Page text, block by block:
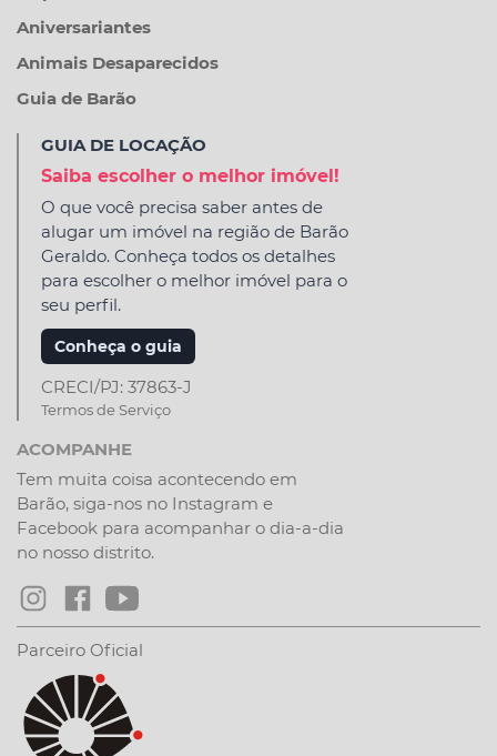
Aniversariantes
Animais Desaparecidos
Guia de Barão
GUIA DE LOCAÇÃO
Saiba escolher o melhor imóvel!
O que você precisa saber antes de
alugar um imóvel na região de Barão
Geraldo. Conheça todos os detalhes
para escolher o melhor imóvel para o
seu perfil.
Conheça o guia
CRECI/PJ: 37863-J
Termos de Serviço
ACOMPANHE
Tem muita coisa acontecendo em
Barão, siga-nos no Instagram e
Facebook para acompanhar o dia-a-dia
no nosso distrito.
Parceiro Oficial